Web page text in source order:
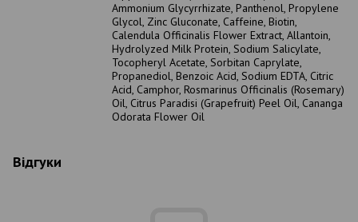
Ammonium Glycyrrhizate, Panthenol, Propylene
Glycol, Zinc Gluconate, Caffeine, Biotin,
Calendula Officinalis Flower Extract, Allantoin,
Hydrolyzed Milk Protein, Sodium Salicylate,
Tocopheryl Acetate, Sorbitan Caprylate,
Propanediol, Benzoic Acid, Sodium EDTA, Citric
Acid, Camphor, Rosmarinus Officinalis (Rosemary)
Oil, Citrus Paradisi (Grapefruit) Peel Oil, Cananga
Odorata Flower Oil
Відгуки